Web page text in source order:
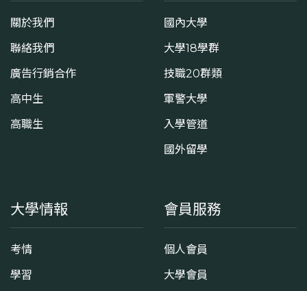
關於我們
聯絡我們
廣告行銷合作
高中生
高職生
國內大學
大學18學群
技職20群類
軍警大學
入學管道
國外留學
大學情報
考情
學習
會員服務
個人會員
大學會員